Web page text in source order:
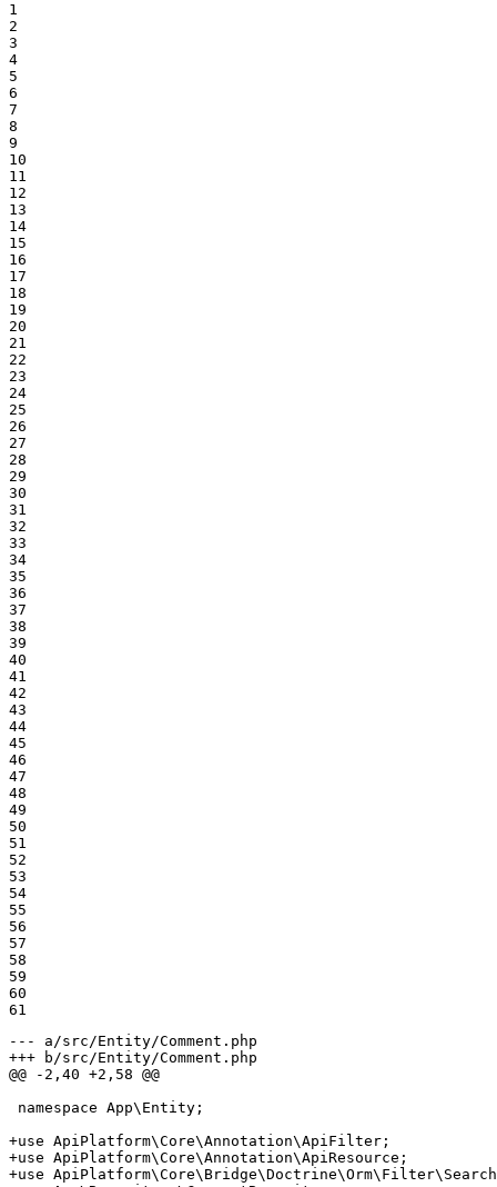
1
2
3
4
5
6
7
8
9
10
11
12
13
14
15
16
17
18
19
20
21
22
23
24
25
26
27
28
29
30
31
32
33
34
35
36
37
38
39
40
41
42
43
44
45
46
47
48
49
50
51
52
53
54
55
56
57
58
59
60
61
--- a/src/Entity/Comment.php
+++ b/src/Entity/Comment.php
@@ -2,40 +2,58 @@
namespace App\Entity;
+use ApiPlatform\Core\Annotation\ApiFilter;
+use ApiPlatform\Core\Annotation\ApiResource;
+use